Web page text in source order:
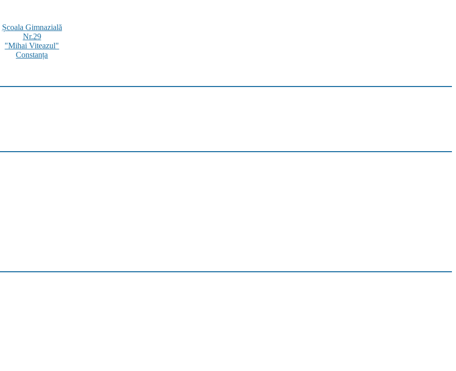
Școala Gimnazială
Nr.29
"Mihai Viteazul"
Constanța